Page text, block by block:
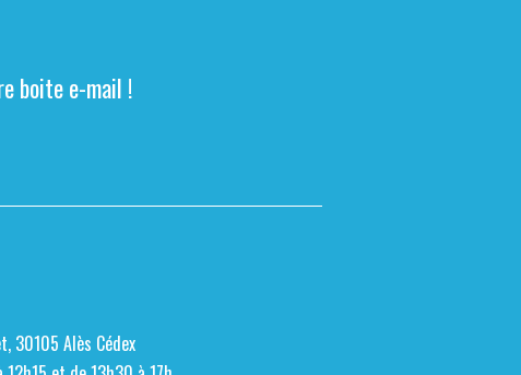
boite e-mail !
30105 Alès Cédex